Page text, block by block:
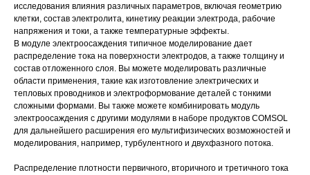
исследования влияния различных параметров, включая геометрию
клетки, состав электролита, кинетику реакции электрода, рабочие
напряжения и токи, а также температурные эффекты.
В модуле электроосаждения типичное моделирование дает
распределение тока на поверхности электродов, а также толщину и
состав отложенного слоя. Вы можете моделировать различные
области применения, такие как изготовление электрических и
тепловых проводников и электроформование деталей с тонкими
сложными формами. Вы также можете комбинировать модуль
электроосаждения с другими модулями в наборе продуктов COMSOL
для дальнейшего расширения его мультифизических возможностей и
моделирования, например, турбулентного и двухфазного потока.
Распределение плотности первичного, вторичного и третичного тока